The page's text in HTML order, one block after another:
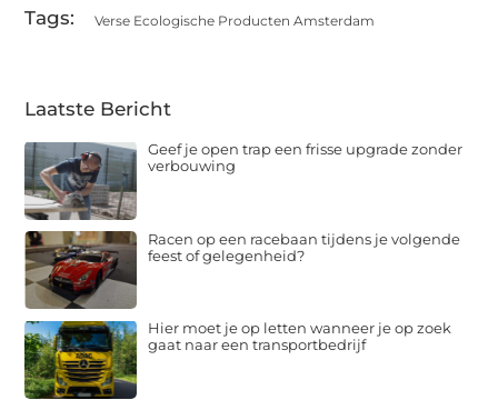
Tags: Verse Ecologische Producten Amsterdam
Laatste Bericht
Geef je open trap een frisse upgrade zonder
verbouwing
Racen op een racebaan tijdens je volgende
feest of gelegenheid?
Hier moet je op letten wanneer je op zoek
gaat naar een transportbedrijf